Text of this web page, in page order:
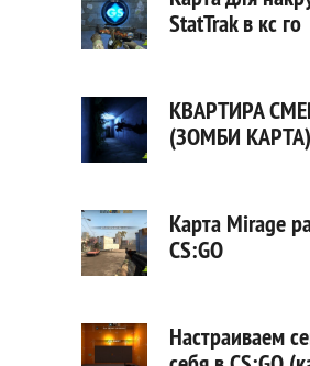
StatTrak в кс го
КВАРТИРА
(ЗОМБИ КАРТА)
Карта Mirage
CS:GO
Настраиваем